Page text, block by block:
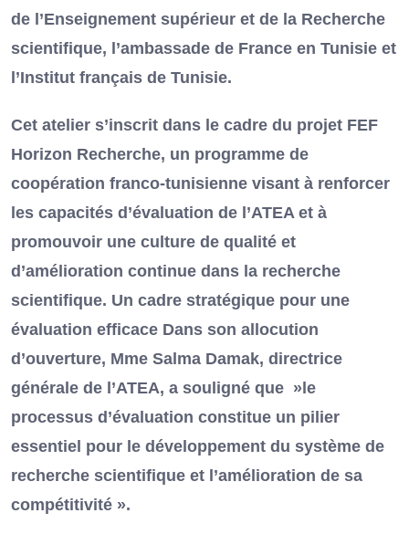
de l’Enseignement supérieur et de la Recherche
scientifique, l’ambassade de France en Tunisie et
l’Institut français de Tunisie.
Cet atelier s’inscrit dans le cadre du projet FEF
Horizon Recherche, un programme de
coopération franco-tunisienne visant à renforcer
les capacités d’évaluation de l’ATEA et à
promouvoir une culture de qualité et
d’amélioration continue dans la recherche
scientifique. Un cadre stratégique pour une
évaluation efficace Dans son allocution
d’ouverture, Mme Salma Damak, directrice
générale de l’ATEA, a souligné que »le
processus d’évaluation constitue un pilier
essentiel pour le développement du système de
recherche scientifique et l’amélioration de sa
compétitivité ».